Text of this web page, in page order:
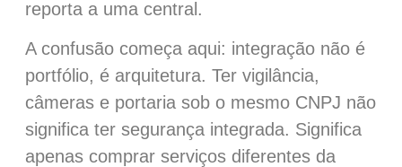
reporta a uma central.
A confusão começa aqui: integração não é
portfólio, é arquitetura. Ter vigilância,
câmeras e portaria sob o mesmo CNPJ não
significa ter segurança integrada. Significa
apenas comprar serviços diferentes da